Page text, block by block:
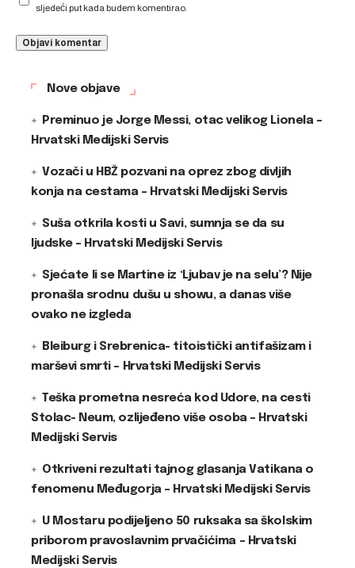
sljedeći put kada budem komentirao.
Nove objave
Preminuo je Jorge Messi, otac velikog Lionela –
Hrvatski Medijski Servis
Vozači u HBŽ pozvani na oprez zbog divljih
konja na cestama – Hrvatski Medijski Servis
Suša otkrila kosti u Savi, sumnja se da su
ljudske – Hrvatski Medijski Servis
Sjećate li se Martine iz ‘Ljubav je na selu’? Nije
pronašla srodnu dušu u showu, a danas više
ovako ne izgleda
Bleiburg i Srebrenica- titoistički antifašizam i
marševi smrti – Hrvatski Medijski Servis
Teška prometna nesreća kod Udore, na cesti
Stolac- Neum, ozlijeđeno više osoba – Hrvatski
Medijski Servis
Otkriveni rezultati tajnog glasanja Vatikana o
fenomenu Međugorja – Hrvatski Medijski Servis
U Mostaru podijeljeno 50 ruksaka sa školskim
priborom pravoslavnim prvačićima – Hrvatski
Medijski Servis